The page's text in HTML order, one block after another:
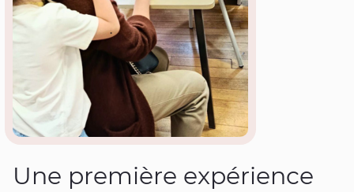
Une première expérience